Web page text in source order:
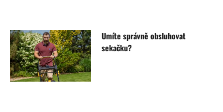
Umíte správně obsluhovat
sekačku?